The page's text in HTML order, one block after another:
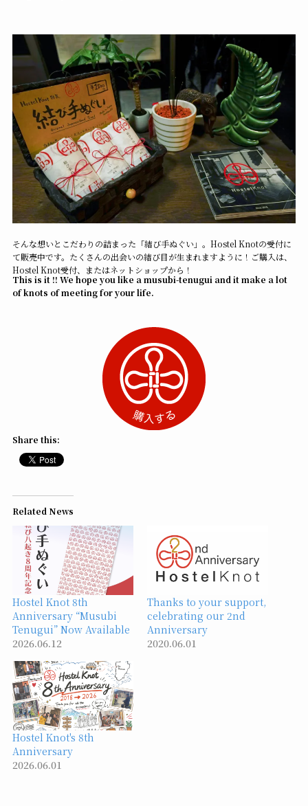
そんな想いとこだわりの詰まった「結び手ぬぐい」。Hostel Knotの受付に
て販売中です。たくさんの出会いの結び目が生まれますように！ご購入は、
Hostel Knot受付、またはネットショップから！
This is it !! We hope you like a musubi-tenugui and it make a lot
of knots of meeting for your life.
Share this:
Related News
Hostel Knot 8th
Anniversary “Musubi
Tenugui” Now Available
2026.06.12
Thanks to your support,
celebrating our 2nd
Anniversary
2020.06.01
Hostel Knot's 8th
Anniversary
2026.06.01